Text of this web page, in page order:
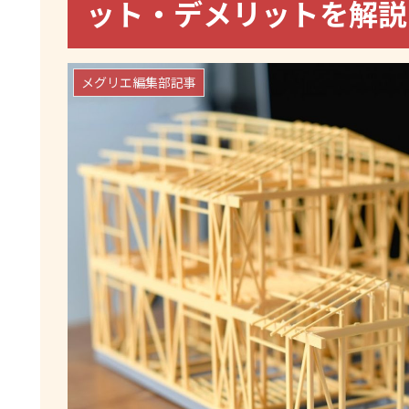
ット・デメリットを解
メグリエ編集部記事